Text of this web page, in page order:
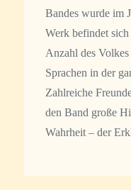
Bandes wurde im
Werk befindet
Anzahl des
Sprachen in der
Zahlreiche
den Band große
Wahrheit – der